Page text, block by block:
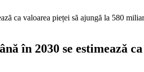
în 2030 se estimează